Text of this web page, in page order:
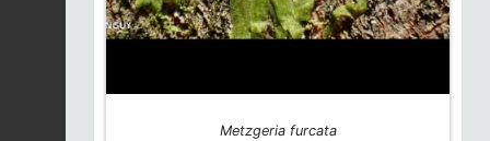
Metzgeria furcata